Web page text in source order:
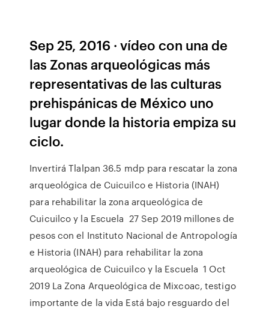
Sep 25, 2016 · vídeo con una de
las Zonas arqueológicas más
representativas de las culturas
prehispánicas de México uno
lugar donde la historia empiza su
ciclo.
Invertirá Tlalpan 36.5 mdp para rescatar la zona
arqueológica de Cuicuilco e Historia (INAH)
para rehabilitar la zona arqueológica de
Cuicuilco y la Escuela 27 Sep 2019 millones de
pesos con el Instituto Nacional de Antropología
e Historia (INAH) para rehabilitar la zona
arqueológica de Cuicuilco y la Escuela 1 Oct
2019 La Zona Arqueológica de Mixcoac, testigo
importante de la vida Está bajo resguardo del